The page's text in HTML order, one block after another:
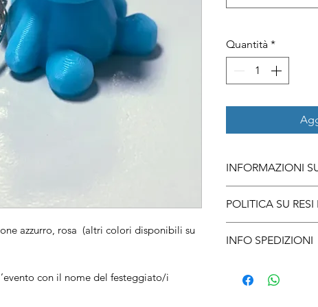
azzurro, rosa (altri colori disponibili su
con il nome del festeggiato/i
Quantità *
INFORMAZIONI
urti.
Portachiavi
azzurro, rosa o
Cartoncino
POLITICA SU RESI
personalizzati.
INFO SPEDIZIONI
Parma e